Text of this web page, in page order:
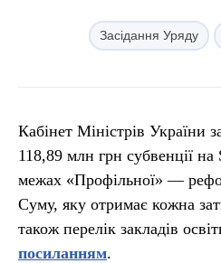
Засідання Уряду
Кабінет Міністрів України
118,89 млн грн субвенції
межах «Профільної» —
Суму, яку отримає кожна
також перелік закладів
посиланням.